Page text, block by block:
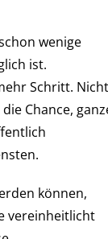
wenige
ist.
Schritt. Nicht
Chance,
können,
vereinheitlicht